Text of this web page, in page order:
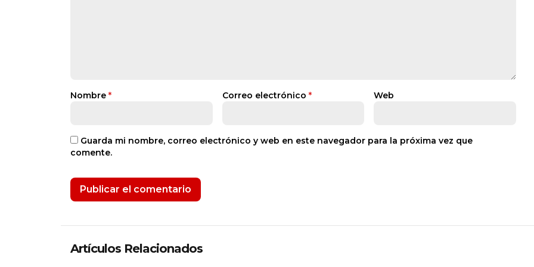
Nombre * Correo electrónico * Web
Guarda mi nombre, correo electrónico y web en este navegador para la próxima vez que
comente.
Artículos Relacionados